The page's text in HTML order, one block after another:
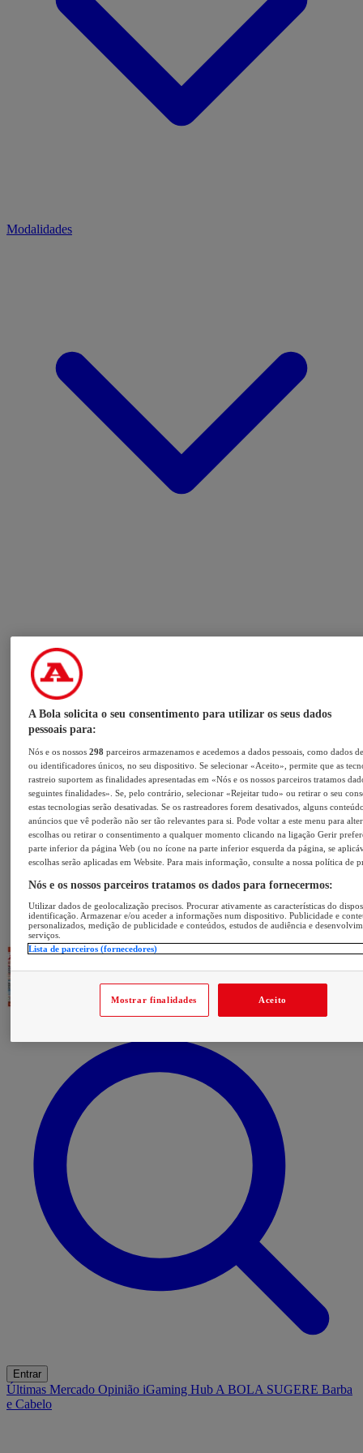
Modalidades
Entrar
Últimas Mercado Opinião iGaming Hub A BOLA SUGERE Barba
e Cabelo
A Bola solicita o seu consentimento para utilizar os seus dados
pessoais para:
Nós e os nossos298 parceiros armazenamos e acedemos a dados pessoais, como dados
ou identificadores únicos, no seu dispositivo. Se selecionar «Aceito», permite que as
rastreio suportem as finalidades apresentadas em «Nós e os nossos parceiros tratamos
seguintes finalidades». Se, pelo contrário, selecionar «Rejeitar tudo» ou retirar o seu
estas tecnologias serão desativadas. Se os rastreadores forem desativados, alguns
anúncios que vê poderão não ser tão relevantes para si. Pode voltar a este menu para
escolhas ou retirar o consentimento a qualquer momento clicando na ligação Gerir
parte inferior da página Web (ou no ícone na parte inferior esquerda da página, se
escolhas serão aplicadas em Website. Para mais informação, consulte a nossa política de
Nós e os nossos parceiros tratamos os dados para fornecermos:
Utilizar dados de geolocalização precisos. Procurar ativamente as características do
identificação. Armazenar e/ou aceder a informações num dispositivo. Publicidade e
personalizados, medição de publicidade e conteúdos, estudos de audiência e
serviços.
Lista de parceiros (fornecedores)
Mostrar finalidades Aceito